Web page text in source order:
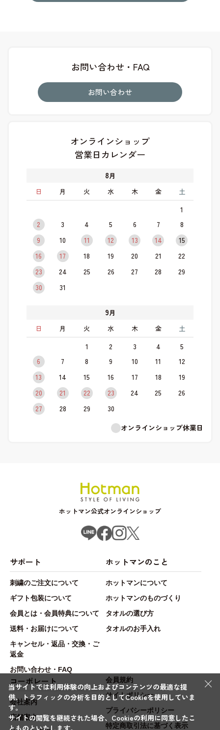
お問い合わせ・FAQ
お問い合わせ
オンラインショップ
営業日カレンダー
8月
日
月 火 水 木 金 土
1
2
3 4 5 6 7
8
9
10 11 12 13 14
15
16
17 18 19 20 21
22
23
24 25 26 27 28
29
30
31
9月
日
月 火 水 木 金 土
1 2 3 4
5
6
7 8 9 10 11
12
13
14 15 16 17 18
19
20
21 22 23 24 25
26
27
28 29
30
オンラインショップ休業日
ホットマン公式オンラインショップ
サポート
刺繍のご注文について
ギフト包装について
会員とは・会員特典について
送料・お届けについて
キャンセル・返品・交換・ご
返金
お問い合わせ・FAQ
ホットマンのこと
ホットマンについて
ホットマンのものづくり
タオルの選び方
タオルのお手入れ
コーポレート
会社案内
店舗案内
会員規約
サイトポリシー
プライバシーポリシー
特定商取引法に基づく表示
×
当サイトでは利用体験の向上およびコンテンツの最適な提
供、トラフィックの分析を目的としてCookieを使用していま
す。
サイトの閲覧を継続された場合、Cookieの利用に同意したこ